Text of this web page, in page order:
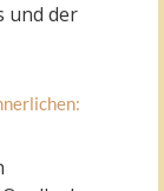
und der